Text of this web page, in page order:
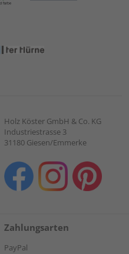
Holz Köster GmbH & Co. KG
Industriestrasse 3
31180 Giesen/Emmerke
Zahlungsarten
PayPal